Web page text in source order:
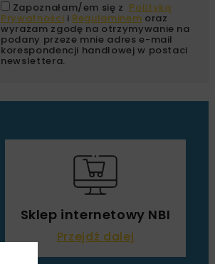
Zapoznałam/em się z Polityką
Prywatności i Regulaminem oraz
wyrażam zgodę na otrzymywanie na
podany przeze mnie adres e-mail
korespondencji handlowej w postaci
newslettera.
Sklep internetowy NBI
Przejdź dalej